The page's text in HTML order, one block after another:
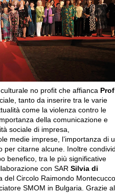
no profit che affianca
tanto da inserire tra le varie
come la violenza contro le
della comunicazione e
sociale di impresa,
medie imprese, l’importanza di
per citarne alcune. Inoltre
benefico, tra le più significative
con SAR Silvia di
del Circolo Raimondo
SMOM in Bulgaria. Grazie al